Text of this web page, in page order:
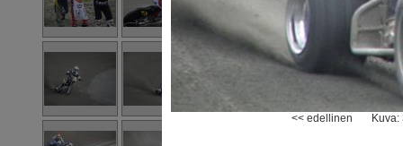
<< edellinen